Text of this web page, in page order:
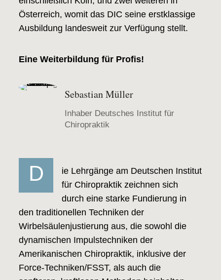
Österreich, womit das DIC seine erstklassige
Ausbildung landesweit zur Verfügung stellt.
Eine Weiterbildung für Profis!
Sebastian Müller
Inhaber Deutsches Institut für
Chiropraktik
D
ie Lehrgänge am Deutschen Institut
für Chiropraktik zeichnen sich
durch eine starke Fundierung in
den traditionellen Techniken der
Wirbelsäulenjustierung aus, die sowohl die
dynamischen Impulstechniken der
Amerikanischen Chiropraktik, inklusive der
Force-Techniken/FSST, als auch die